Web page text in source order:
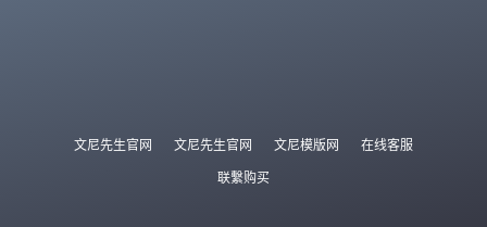
文尼先生官网 文尼先生官网 文尼模版网
在线客服
联繫购买